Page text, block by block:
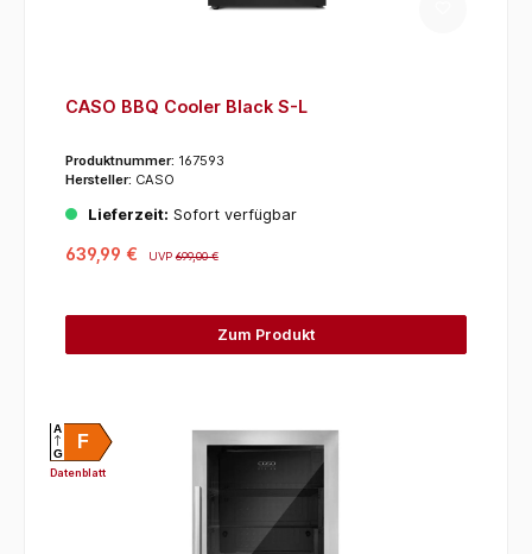
CASO BBQ Cooler Black S-L
Produktnummer: 167593
Hersteller: CASO
Lieferzeit: Sofort verfügbar
639,99 € UVP699,00 €
Zum Produkt
F
A
G
Datenblatt